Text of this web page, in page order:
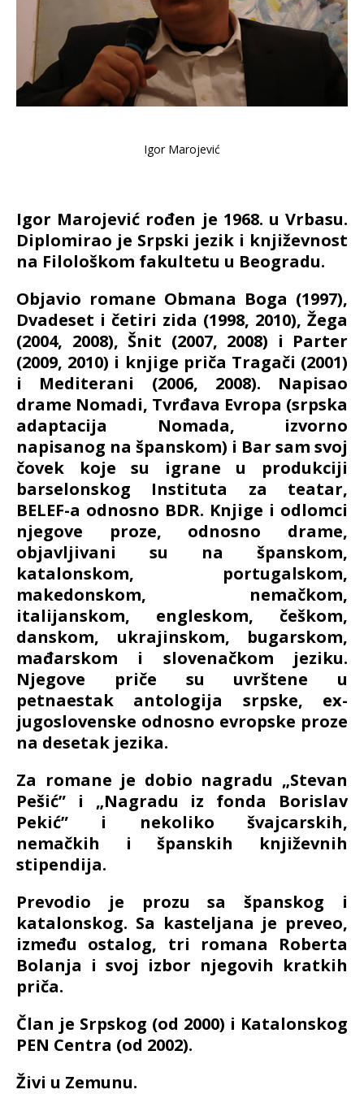
Igor Marojević
Igor Marojević rođen je 1968. u Vrbasu.
Diplomirao je Srpski jezik i književnost
na Filološkom fakultetu u Beogradu.
Objavio romane Obmana Boga (1997),
Dvadeset i četiri zida (1998, 2010), Žega
(2004, 2008), Šnit (2007, 2008) i Parter
(2009, 2010) i knjige priča Tragači (2001)
i Mediterani (2006, 2008). Napisao
drame Nomadi, Tvrđava Evropa (srpska
adaptacija Nomada, izvorno
napisanog na španskom) i Bar sam svoj
čovek koje su igrane u produkciji
barselonskog Instituta za teatar,
BELEF-a odnosno BDR. Knjige i odlomci
njegove proze, odnosno drame,
objavljivani su na španskom,
katalonskom, portugalskom,
makedonskom, nemačkom,
italijanskom, engleskom, češkom,
danskom, ukrajinskom, bugarskom,
mađarskom i slovenačkom jeziku.
Njegove priče su uvrštene u
petnaestak antologija srpske, ex-
jugoslovenske odnosno evropske proze
na desetak jezika.
Za romane je dobio nagradu „Stevan
Pešić” i „Nagradu iz fonda Borislav
Pekić” i nekoliko švajcarskih,
nemačkih i španskih književnih
stipendija.
Prevodio je prozu sa španskog i
katalonskog. Sa kasteljana je preveo,
između ostalog, tri romana Roberta
Bolanja i svoj izbor njegovih kratkih
priča.
Član je Srpskog (od 2000) i Katalonskog
PEN Centra (od 2002).
Živi u Zemunu.